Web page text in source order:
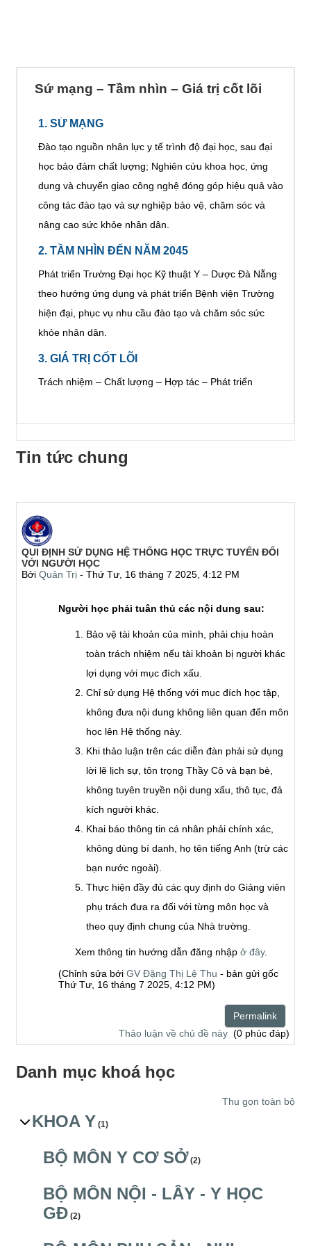
Sứ mạng – Tầm nhìn – Giá trị cốt lõi
1. SỨ MẠNG
Đào tạo nguồn nhân lực y tế trình độ đại học, sau đại
học bảo đảm chất lượng; Nghiên cứu khoa học, ứng
dụng và chuyển giao công nghệ đóng góp hiệu quả vào
công tác đào tạo và sự nghiệp bảo vệ, chăm sóc và
nâng cao sức khỏe nhân dân.
2. TẦM NHÌN ĐẾN NĂM 2045
Phát triển Trường Đại học Kỹ thuật Y – Dược Đà Nẵng
theo hướng ứng dụng và phát triển Bệnh viện Trường
hiện đại, phục vụ nhu cầu đào tạo và chăm sóc sức
khỏe nhân dân.
3. GIÁ TRỊ CỐT LÕI
Trách nhiệm – Chất lượng – Hợp tác – Phát triển
Tin tức chung
QUI ĐỊNH SỬ DỤNG HỆ THỐNG HỌC TRỰC TUYẾN ĐỐI
VỚI NGƯỜI HỌC
BởiQuản Trị -Thứ Tư, 16 tháng 7 2025, 4:12 PM
Người học phải tuân thủ các nội dung sau:
Bảo vệ tài khoản của mình, phải chịu hoàn
toàn trách nhiệm nếu tài khoản bị người khác
lợi dụng với mục đích xấu.
Chỉ sử dụng Hệ thống với mục đích học tập,
không đưa nội dung không liên quan đến môn
học lên Hệ thống này.
Khi thảo luận trên các diễn đàn phải sử dụng
lời lẽ lịch sự, tôn trọng Thầy Cô và bạn bè,
không tuyên truyền nội dung xấu, thô tục, đả
kích người khác.
Khai báo thông tin cá nhân phải chính xác,
không dùng bí danh, họ tên tiếng Anh (trừ các
bạn nước ngoài).
Thực hiện đầy đủ các quy định do Giảng viên
phụ trách đưa ra đối với từng môn học và
theo quy định chung của Nhà trường.
Xem thông tin hướng dẫn đăng nhập ở đây.
(Chỉnh sửa bới GV Đặng Thị Lệ Thu - bản gửi gốc
Thứ Tư, 16 tháng 7 2025, 4:12 PM)
Permalink
Thảo luận về chủ đề này (0 phúc đáp)
Danh mục khoá học
Thu gọn toàn bộ
KHOA Y (1)
BỘ MÔN Y CƠ SỞ (2)
BỘ MÔN NỘI - LÂY - Y HỌC
GĐ(2)